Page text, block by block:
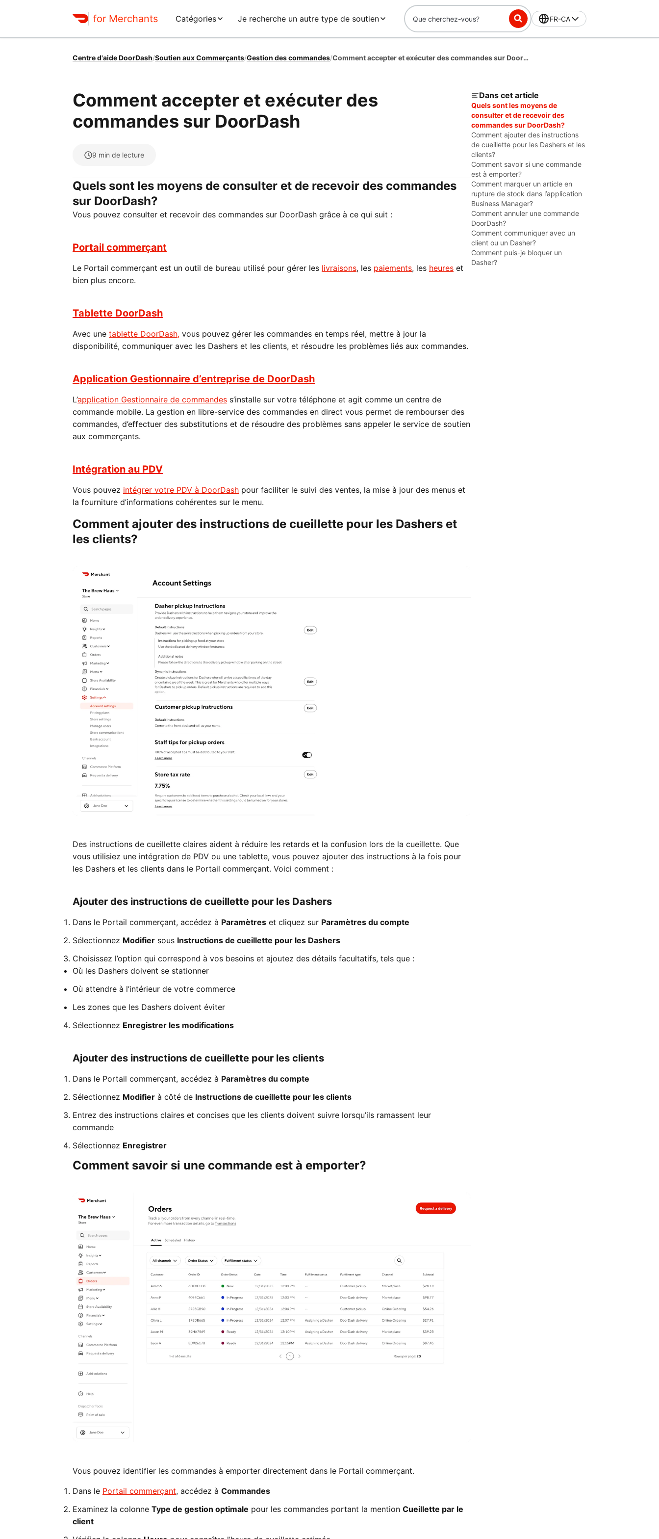
for Merchants Catégories Je recherche un autre type de soutien FR-CA
Centre d'aide DoorDash/Soutien aux Commerçants/Gestion des commandes/ Comment accepter et exécuter des commandes sur DoorDash
Comment accepter et exécuter des
commandes sur DoorDash
9 min de lecture
Quels sont les moyens de consulter et de recevoir des commandes
sur DoorDash?
Vous pouvez consulter et recevoir des commandes sur DoorDash grâce à ce qui suit :
Portail commerçant
Le Portail commerçant est un outil de bureau utilisé pour gérer les livraisons, les paiements, les heures et
bien plus encore.
Tablette DoorDash
Avec une tablette DoorDash, vous pouvez gérer les commandes en temps réel, mettre à jour la
disponibilité, communiquer avec les Dashers et les clients, et résoudre les problèmes liés aux commandes.
Application Gestionnaire d’entreprise de DoorDash
L’application Gestionnaire de commandes s’installe sur votre téléphone et agit comme un centre de
commande mobile. La gestion en libre-service des commandes en direct vous permet de rembourser des
commandes, d’effectuer des substitutions et de résoudre des problèmes sans appeler le service de soutien
aux commerçants.
Intégration au PDV
Vous pouvez intégrer votre PDV à DoorDash pour faciliter le suivi des ventes, la mise à jour des menus et
la fourniture d’informations cohérentes sur le menu.
Comment ajouter des instructions de cueillette pour les Dashers et
les clients?
Des instructions de cueillette claires aident à réduire les retards et la confusion lors de la cueillette. Que
vous utilisiez une intégration de PDV ou une tablette, vous pouvez ajouter des instructions à la fois pour
les Dashers et les clients dans le Portail commerçant. Voici comment :
Ajouter des instructions de cueillette pour les Dashers
Dans le Portail commerçant, accédez à Paramètres et cliquez sur Paramètres du compte
Sélectionnez Modifier sous Instructions de cueillette pour les Dashers
Choisissez l’option qui correspond à vos besoins et ajoutez des détails facultatifs, tels que :
Où les Dashers doivent se stationner
Où attendre à l’intérieur de votre commerce
Les zones que les Dashers doivent éviter
Sélectionnez Enregistrer les modifications
Ajouter des instructions de cueillette pour les clients
Dans le Portail commerçant, accédez à Paramètres du compte
Sélectionnez Modifier à côté de Instructions de cueillette pour les clients
Entrez des instructions claires et concises que les clients doivent suivre lorsqu’ils ramassent leur
commande
Sélectionnez Enregistrer
Comment savoir si une commande est à emporter?
Vous pouvez identifier les commandes à emporter directement dans le Portail commerçant.
Dans le Portail commerçant, accédez à Commandes
Examinez la colonne Type de gestion optimale pour les commandes portant la mention Cueillette par le
client
Dans cet article
Quels sont les moyens de
consulter et de recevoir des
commandes sur DoorDash?
Comment ajouter des instructions
de cueillette pour les Dashers et les
clients?
Comment savoir si une commande
est à emporter?
Comment marquer un article en
rupture de stock dans l’application
Business Manager?
Comment annuler une commande
DoorDash?
Comment communiquer avec un
client ou un Dasher?
Comment puis-je bloquer un
Dasher?